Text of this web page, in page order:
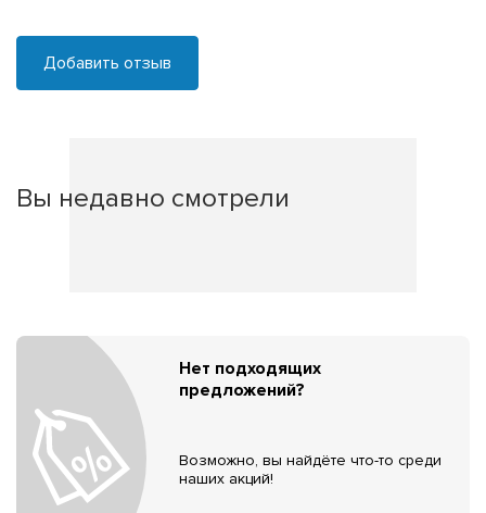
Добавить отзыв
Вы недавно смотрели
Нет подходящих
предложений?
Возможно, вы найдёте что-то среди
наших акций!